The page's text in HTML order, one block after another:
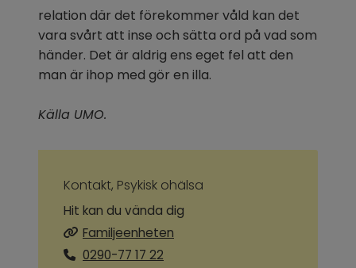
relation där det förekommer våld kan det
vara svårt att inse och sätta ord på vad som
händer. Det är aldrig ens eget fel att den
man är ihop med gör en illa.
Källa UMO.
Kontakt, Psykisk ohälsa
Hit kan du vända dig
Familjeenheten
0290-77 17 22